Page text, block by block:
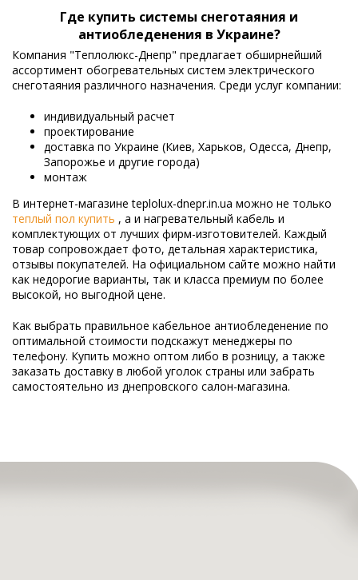
Где купить системы снеготаяния и
антиобледенения в Украине?
Компания "Теплолюкс-Днепр" предлагает обширнейший
ассортимент обогревательных систем электрического
снеготаяния различного назначения. Среди услуг компании:
индивидуальный расчет
проектирование
доставка по Украине (Киев, Харьков, Одесса, Днепр,
Запорожье и другие города)
монтаж
В интернет-магазине teplolux-dnepr.in.ua можно не только
теплый пол купить , а и нагревательный кабель и
комплектующих от лучших фирм-изготовителей. Каждый
товар сопровождает фото, детальная характеристика,
отзывы покупателей. На официальном сайте можно найти
как недорогие варианты, так и класса премиум по более
высокой, но выгодной цене.
Как выбрать правильное кабельное антиобледенение по
оптимальной стоимости подскажут менеджеры по
телефону. Купить можно оптом либо в розницу, а также
заказать доставку в любой уголок страны или забрать
самостоятельно из днепровского салон-магазина.